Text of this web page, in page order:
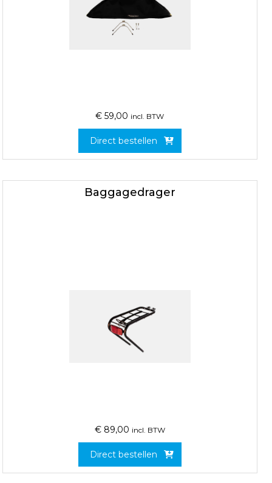
€ 59,00 incl. BTW
Direct bestellen
Baggagedrager
€ 89,00 incl. BTW
Direct bestellen